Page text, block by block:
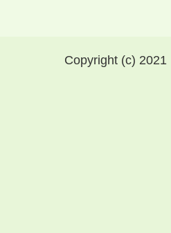
Copyright (c)